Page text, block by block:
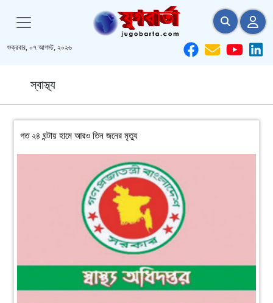
শুক্রবার, ০৭ আগস্ট, ২০২৬
স্বাস্থ্য
গত ২৪ ঘন্টায় হামে আরও তিন জনের মৃত্যু